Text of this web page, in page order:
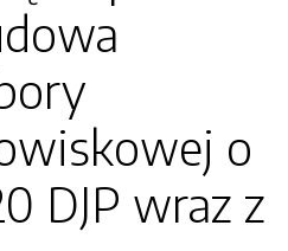
o
DJP wraz z